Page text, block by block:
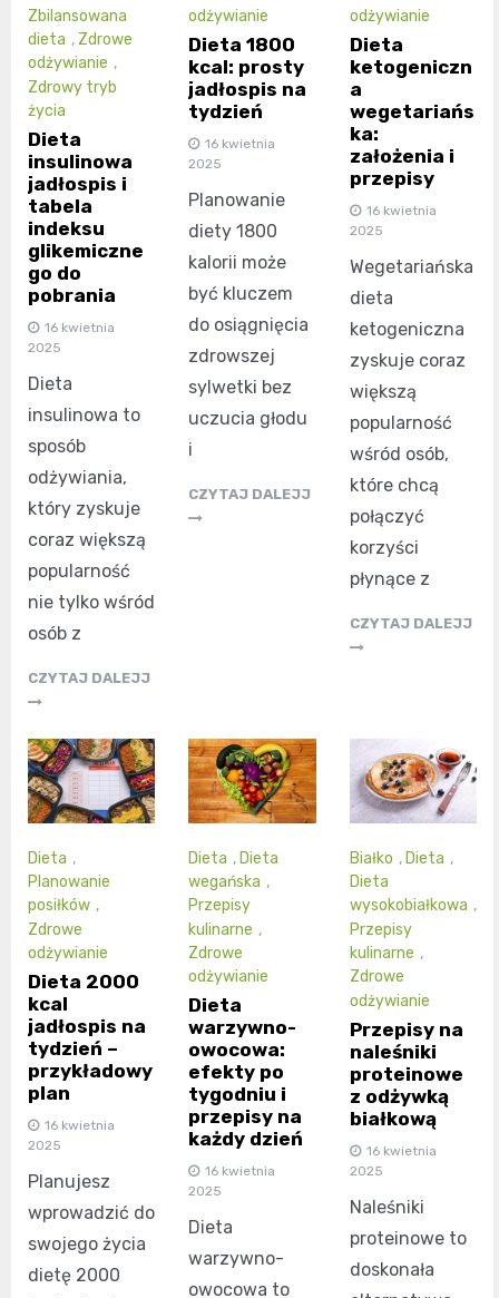
Zbilansowana
dieta , Zdrowe
odżywianie ,
Zdrowy tryb
życia
Dieta
insulinowa
jadłospis i
tabela
indeksu
glikemiczne
go do
pobrania
16 kwietnia
2025
Dieta
insulinowa to
sposób
odżywiania,
który zyskuje
coraz większą
popularność
nie tylko wśród
osób z
CZYTAJ DALEJJ
odżywianie
Dieta 1800
kcal: prosty
jadłospis na
tydzień
16 kwietnia
2025
Planowanie
diety 1800
kalorii może
być kluczem
do osiągnięcia
zdrowszej
sylwetki bez
uczucia głodu
i
CZYTAJ DALEJJ
odżywianie
Dieta
ketogeniczn
a
wegetariańs
ka:
założenia i
przepisy
16 kwietnia
2025
Wegetariańska
dieta
ketogeniczna
zyskuje coraz
większą
popularność
wśród osób,
które chcą
połączyć
korzyści
płynące z
CZYTAJ DALEJJ
Dieta ,
Planowanie
posiłków ,
Zdrowe
odżywianie
Dieta 2000
kcal
jadłospis na
tydzień –
przykładowy
plan
16 kwietnia
2025
Planujesz
wprowadzić do
swojego życia
dietę 2000
Dieta , Dieta
wegańska ,
Przepisy
kulinarne ,
Zdrowe
odżywianie
Dieta
warzywno-
owocowa:
efekty po
tygodniu i
przepisy na
każdy dzień
16 kwietnia
2025
Dieta
warzywno-
owocowa to
Białko , Dieta ,
Dieta
wysokobiałkowa ,
Przepisy
kulinarne ,
Zdrowe
odżywianie
Przepisy na
naleśniki
proteinowe
z odżywką
białkową
16 kwietnia
2025
Naleśniki
proteinowe to
doskonała